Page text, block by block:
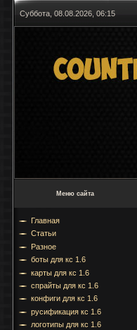
Суббота, 08.08.2026, 06:15
Меню сайта
Главная
Статьи
Разное
боты для кс 1.6
карты для кс 1.6
спрайты для кс 1.6
конфиги для кс 1.6
русификация кс 1.6
логотипы для кс 1.6